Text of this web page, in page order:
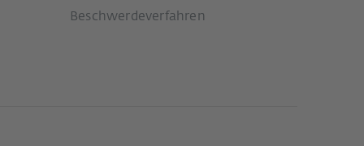
Beschwerdeverfahren